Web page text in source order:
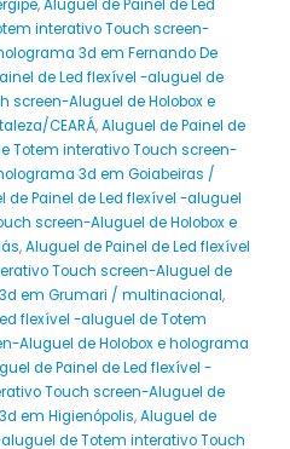
,Aluguel de Painel de Led
interativo Touch screen-
3d em Fernando De
de Led flexível -aluguel de
screen-Aluguel de Holobox e
CEARÁ,Aluguel de Painel de
Totem interativo Touch screen-
3d em Goiabeiras /
de Painel de Led flexível -aluguel
screen-Aluguel de Holobox e
,Aluguel de Painel de Led flexível
Touch screen-Aluguel de
em Grumari / multinacional,
flexível -aluguel de Totem
Aluguel de Holobox e holograma
de Painel de Led flexível -
Touch screen-Aluguel de
em Higienópolis,Aluguel de
de Totem interativo Touch